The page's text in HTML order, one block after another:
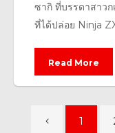
ซากิ ที่บรรดาสาว
ที่ได้ปล่อย Ninja
Read More
1